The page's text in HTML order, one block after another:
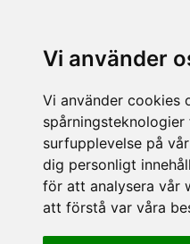
Vi använder
Vi använder cookies
surfupplevelse på
dig personligt
för att analysera vår
att förstå var våra